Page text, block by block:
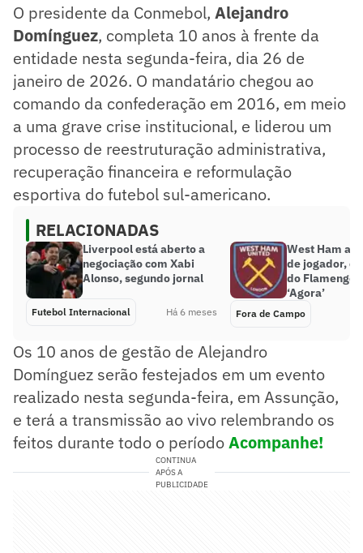
O presidente da Conmebol, Alejandro
Domínguez, completa 10 anos à frente da
entidade nesta segunda-feira, dia 26 de
janeiro de 2026. O mandatário chegou ao
comando da confederação em 2016, em meio
a uma grave crise institucional, e liderou um
processo de reestruturação administrativa,
recuperação financeira e reformulação
esportiva do futebol sul-americano.
RELACIONADAS
Liverpool está aberto a
negociação com Xabi
Alonso, segundo jornal
Futebol Internacional Há 6 meses
West Ham
de jogador, e
do Flamengo
‘Agora’
Fora de Campo
Os 10 anos de gestão de Alejandro
Domínguez serão festejados em um evento
realizado nesta segunda-feira, em Assunção,
e terá a transmissão ao vivo relembrando os
feitos durante todo o períodoAcompanhe!
CONTINUA
APÓS A
PUBLICIDADE